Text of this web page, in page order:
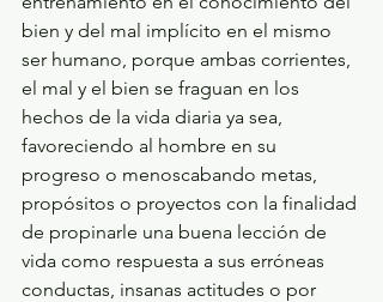
bien y del mal implícito en el mismo
ser humano, porque ambas corrientes,
el mal y el bien se fraguan en los
hechos de la vida diaria ya sea,
favoreciendo al hombre en su
progreso o menoscabando metas,
propósitos o proyectos con la finalidad
de propinarle una buena lección de
vida como respuesta a sus erróneas
conductas, insanas actitudes o por